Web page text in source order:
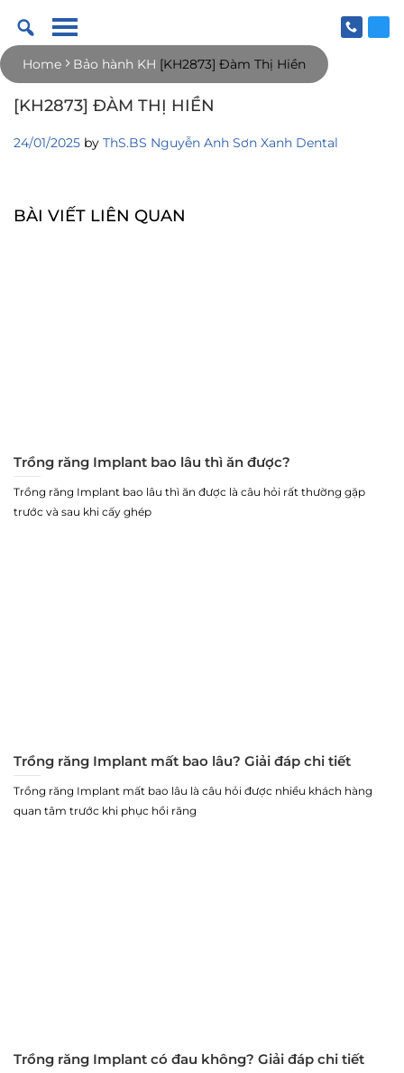
content
Home
Bảo hành KH [KH2873] Đàm Thị Hiền
[KH2873] ĐÀM THỊ HIỀN
24/01/2025 by ThS.BS Nguyễn Anh Sơn Xanh Dental
BÀI VIẾT LIÊN QUAN
Trồng răng Implant bao lâu thì ăn được?
Trồng răng Implant bao lâu thì ăn được là câu hỏi rất thường gặp
trước và sau khi cấy ghép
Trồng răng Implant mất bao lâu? Giải đáp chi tiết
Trồng răng Implant mất bao lâu là câu hỏi được nhiều khách hàng
quan tâm trước khi phục hồi răng
Trồng răng Implant có đau không? Giải đáp chi tiết